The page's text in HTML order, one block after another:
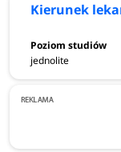
kierunek
pielęgniarstwo
położnictwo
ratownictwo
jednolite